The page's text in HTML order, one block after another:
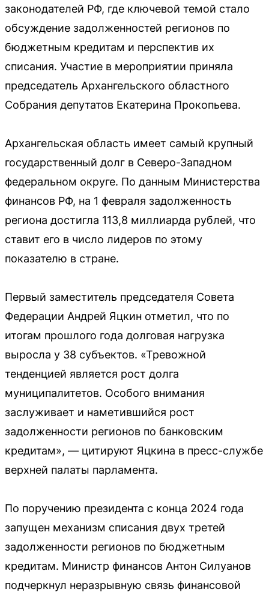
законодателей РФ, где ключевой темой стало
обсуждение задолженностей регионов по
бюджетным кредитам и перспектив их
списания. Участие в мероприятии приняла
председатель Архангельского областного
Собрания депутатов Екатерина Прокопьева.
Архангельская область имеет самый крупный
государственный долг в Северо-Западном
федеральном округе. По данным Министерства
финансов РФ, на 1 февраля задолженность
региона достигла 113,8 миллиарда рублей, что
ставит его в число лидеров по этому
показателю в стране.
Первый заместитель председателя Совета
Федерации Андрей Яцкин отметил, что по
итогам прошлого года долговая нагрузка
выросла у 38 субъектов. «Тревожной
тенденцией является рост долга
муниципалитетов. Особого внимания
заслуживает и наметившийся рост
задолженности регионов по банковским
кредитам», — цитируют Яцкина в пресс-службе
верхней палаты парламента.
По поручению президента с конца 2024 года
запущен механизм списания двух третей
задолженности регионов по бюджетным
кредитам. Министр финансов Антон Силуанов
подчеркнул неразрывную связь финансовой